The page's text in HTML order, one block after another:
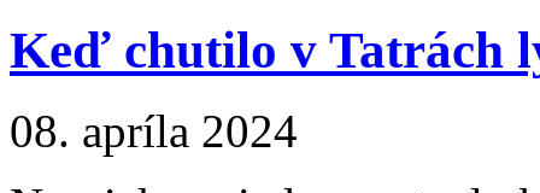
Keď chutilo v Tatrách
08. apríla 2024